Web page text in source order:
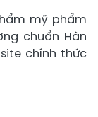
mỹ phẩm
chuẩn Hàn
chính thức